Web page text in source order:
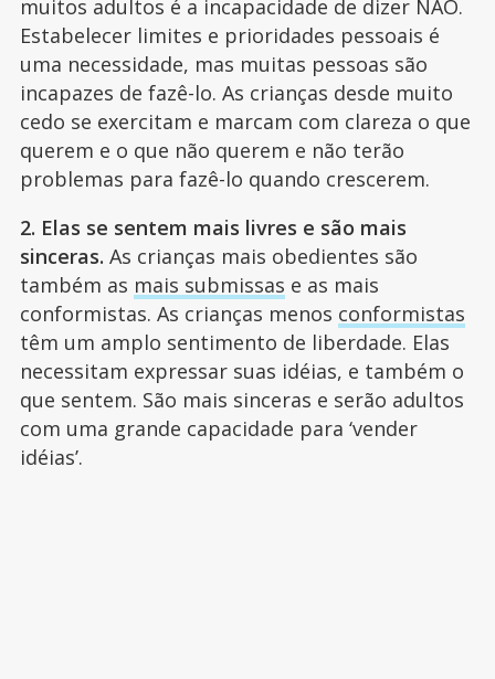
muitos adultos é a incapacidade de dizer NÃO.
Estabelecer limites e prioridades pessoais é
uma necessidade, mas muitas pessoas são
incapazes de fazê-lo. As crianças desde muito
cedo se exercitam e marcam com clareza o que
querem e o que não querem e não terão
problemas para fazê-lo quando crescerem.
2. Elas se sentem mais livres e são mais
sinceras. As crianças mais obedientes são
também as mais submissas e as mais
conformistas. As crianças menos conformistas
têm um amplo sentimento de liberdade. Elas
necessitam expressar suas idéias, e também o
que sentem. São mais sinceras e serão adultos
com uma grande capacidade para ‘vender
idéias’.